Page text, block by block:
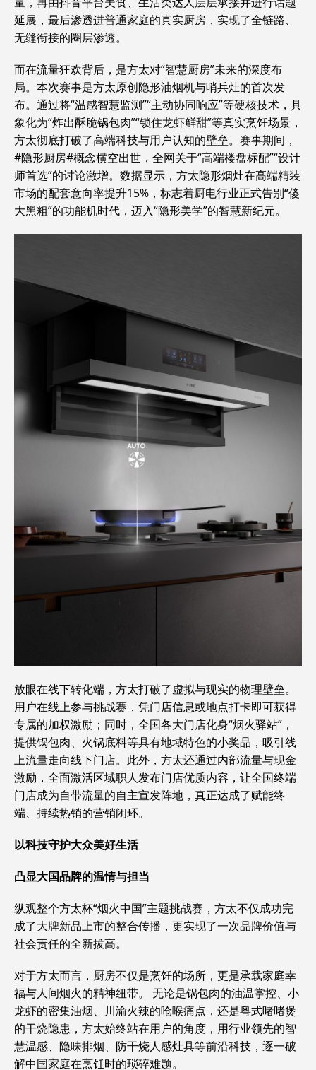
延展，最后渗透进普通家庭的真实厨房，实现了全链路、
无缝衔接的圈层渗透。
而在流量狂欢背后，是方太对“智慧厨房”未来的深度布
局。本次赛事是方太原创隐形油烟机与哨兵灶的首次发
布。通过将“温感智慧监测”“主动协同响应”等硬核技术，具
象化为“炸出酥脆锅包肉”“锁住龙虾鲜甜”等真实烹饪场景，
方太彻底打破了高端科技与用户认知的壁垒。赛事期间，
#隐形厨房#概念横空出世，全网关于“高端楼盘标配”“设计
师首选”的讨论激增。数据显示，方太隐形烟灶在高端精装
市场的配套意向率提升15%，标志着厨电行业正式告别“傻
大黑粗”的功能机时代，迈入“隐形美学”的智慧新纪元。
放眼在线下转化端，方太打破了虚拟与现实的物理壁垒。
用户在线上参与挑战赛，凭门店信息或地点打卡即可获得
专属的加权激励；同时，全国各大门店化身“烟火驿站”，
提供锅包肉、火锅底料等具有地域特色的小奖品，吸引线
上流量走向线下门店。此外，方太还通过内部流量与现金
激励，全面激活区域职人发布门店优质内容，让全国终端
门店成为自带流量的自主宣发阵地，真正达成了赋能终
端、持续热销的营销闭环。
以科技守护大众美好生活
凸显大国品牌的温情与担当
纵观整个方太杯“烟火中国”主题挑战赛，方太不仅成功完
成了大牌新品上市的整合传播，更实现了一次品牌价值与
社会责任的全新拔高。
对于方太而言，厨房不仅是烹饪的场所，更是承载家庭幸
福与人间烟火的精神纽带。 无论是锅包肉的油温掌控、小
龙虾的密集油烟、川渝火辣的呛喉痛点，还是粤式啫啫煲
的干烧隐患，方太始终站在用户的角度，用行业领先的智
慧温感、隐味排烟、防干烧人感灶具等前沿科技，逐一破
解中国家庭在烹饪时的琐碎难题。